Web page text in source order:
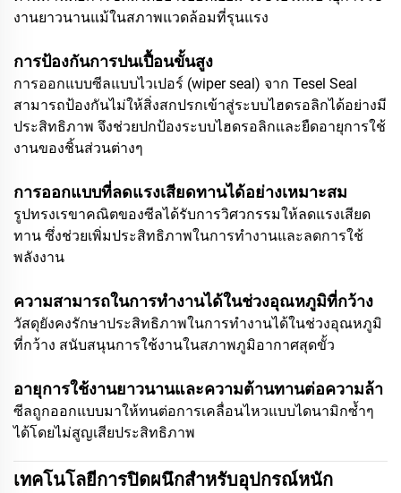
งานยาวนานแม้ในสภาพแวดล้อมที่รุนแรง
การป้องกันการปนเปื้อนขั้นสูง
การออกแบบซีลแบบไวเปอร์ (wiper seal) จาก Tesel Seal
สามารถป้องกันไม่ให้สิ่งสกปรกเข้าสู่ระบบไฮดรอลิกได้อย่างมี
ประสิทธิภาพ จึงช่วยปกป้องระบบไฮดรอลิกและยืดอายุการใช้
งานของชิ้นส่วนต่างๆ
การออกแบบที่ลดแรงเสียดทานได้อย่างเหมาะสม
รูปทรงเรขาคณิตของซีลได้รับการวิศวกรรมให้ลดแรงเสียด
ทาน ซึ่งช่วยเพิ่มประสิทธิภาพในการทำงานและลดการใช้
พลังงาน
ความสามารถในการทำงานได้ในช่วงอุณหภูมิที่กว้าง
วัสดุยังคงรักษาประสิทธิภาพในการทำงานได้ในช่วงอุณหภูมิ
ที่กว้าง สนับสนุนการใช้งานในสภาพภูมิอากาศสุดขั้ว
อายุการใช้งานยาวนานและความต้านทานต่อความล้า
ซีลถูกออกแบบมาให้ทนต่อการเคลื่อนไหวแบบไดนามิกซ้ำๆ
ได้โดยไม่สูญเสียประสิทธิภาพ
เทคโนโลยีการปิดผนึกสำหรับอุปกรณ์หนัก